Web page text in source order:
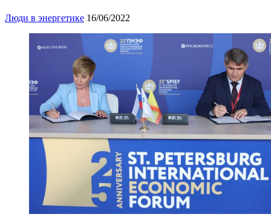
Люди в энергетике 16/06/2022